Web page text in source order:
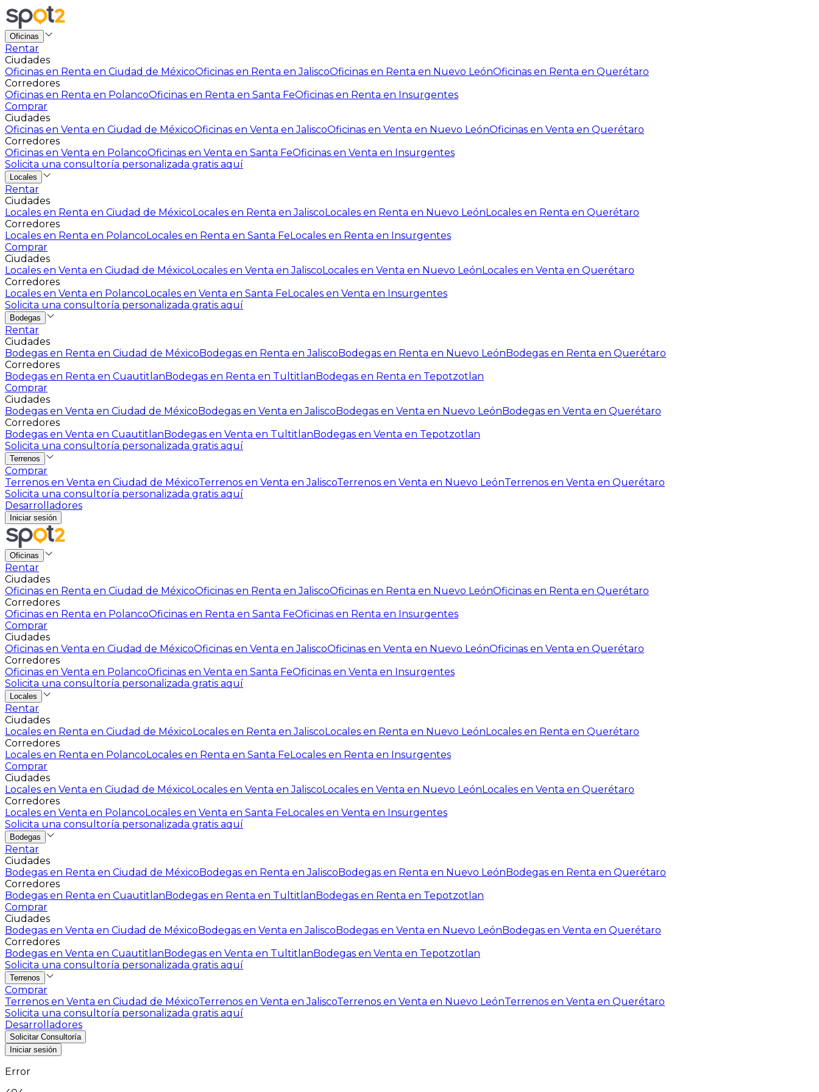
Oficinas
Rentar
Ciudades
Oficinas en Renta en Ciudad de MéxicoOficinas en Renta en JaliscoOficinas en Renta en Nuevo LeónOficinas en Renta en Querétaro
Corredores
Oficinas en Renta en PolancoOficinas en Renta en Santa FeOficinas en Renta en Insurgentes
Comprar
Ciudades
Oficinas en Venta en Ciudad de MéxicoOficinas en Venta en JaliscoOficinas en Venta en Nuevo LeónOficinas en Venta en Querétaro
Corredores
Oficinas en Venta en PolancoOficinas en Venta en Santa FeOficinas en Venta en Insurgentes
Solicita una consultoría personalizada gratis aquí
Locales
Rentar
Ciudades
Locales en Renta en Ciudad de MéxicoLocales en Renta en JaliscoLocales en Renta en Nuevo LeónLocales en Renta en Querétaro
Corredores
Locales en Renta en PolancoLocales en Renta en Santa FeLocales en Renta en Insurgentes
Comprar
Ciudades
Locales en Venta en Ciudad de MéxicoLocales en Venta en JaliscoLocales en Venta en Nuevo LeónLocales en Venta en Querétaro
Corredores
Locales en Venta en PolancoLocales en Venta en Santa FeLocales en Venta en Insurgentes
Solicita una consultoría personalizada gratis aquí
Bodegas
Rentar
Ciudades
Bodegas en Renta en Ciudad de MéxicoBodegas en Renta en JaliscoBodegas en Renta en Nuevo LeónBodegas en Renta en Querétaro
Corredores
Bodegas en Renta en CuautitlanBodegas en Renta en TultitlanBodegas en Renta en Tepotzotlan
Comprar
Ciudades
Bodegas en Venta en Ciudad de MéxicoBodegas en Venta en JaliscoBodegas en Venta en Nuevo LeónBodegas en Venta en Querétaro
Corredores
Bodegas en Venta en CuautitlanBodegas en Venta en TultitlanBodegas en Venta en Tepotzotlan
Solicita una consultoría personalizada gratis aquí
Terrenos
Comprar
Terrenos en Venta en Ciudad de MéxicoTerrenos en Venta en JaliscoTerrenos en Venta en Nuevo LeónTerrenos en Venta en Querétaro
Solicita una consultoría personalizada gratis aquí
Desarrolladores
Iniciar sesión
Oficinas
Rentar
Ciudades
Oficinas en Renta en Ciudad de MéxicoOficinas en Renta en JaliscoOficinas en Renta en Nuevo LeónOficinas en Renta en Querétaro
Corredores
Oficinas en Renta en PolancoOficinas en Renta en Santa FeOficinas en Renta en Insurgentes
Comprar
Ciudades
Oficinas en Venta en Ciudad de MéxicoOficinas en Venta en JaliscoOficinas en Venta en Nuevo LeónOficinas en Venta en Querétaro
Corredores
Oficinas en Venta en PolancoOficinas en Venta en Santa FeOficinas en Venta en Insurgentes
Solicita una consultoría personalizada gratis aquí
Locales
Rentar
Ciudades
Locales en Renta en Ciudad de MéxicoLocales en Renta en JaliscoLocales en Renta en Nuevo LeónLocales en Renta en Querétaro
Corredores
Locales en Renta en PolancoLocales en Renta en Santa FeLocales en Renta en Insurgentes
Comprar
Ciudades
Locales en Venta en Ciudad de MéxicoLocales en Venta en JaliscoLocales en Venta en Nuevo LeónLocales en Venta en Querétaro
Corredores
Locales en Venta en PolancoLocales en Venta en Santa FeLocales en Venta en Insurgentes
Solicita una consultoría personalizada gratis aquí
Bodegas
Rentar
Ciudades
Bodegas en Renta en Ciudad de MéxicoBodegas en Renta en JaliscoBodegas en Renta en Nuevo LeónBodegas en Renta en Querétaro
Corredores
Bodegas en Renta en CuautitlanBodegas en Renta en TultitlanBodegas en Renta en Tepotzotlan
Comprar
Ciudades
Bodegas en Venta en Ciudad de MéxicoBodegas en Venta en JaliscoBodegas en Venta en Nuevo LeónBodegas en Venta en Querétaro
Corredores
Bodegas en Venta en CuautitlanBodegas en Venta en TultitlanBodegas en Venta en Tepotzotlan
Solicita una consultoría personalizada gratis aquí
Terrenos
Comprar
Terrenos en Venta en Ciudad de MéxicoTerrenos en Venta en JaliscoTerrenos en Venta en Nuevo LeónTerrenos en Venta en Querétaro
Solicita una consultoría personalizada gratis aquí
Desarrolladores
Solicitar Consultoría
Iniciar sesión
Error